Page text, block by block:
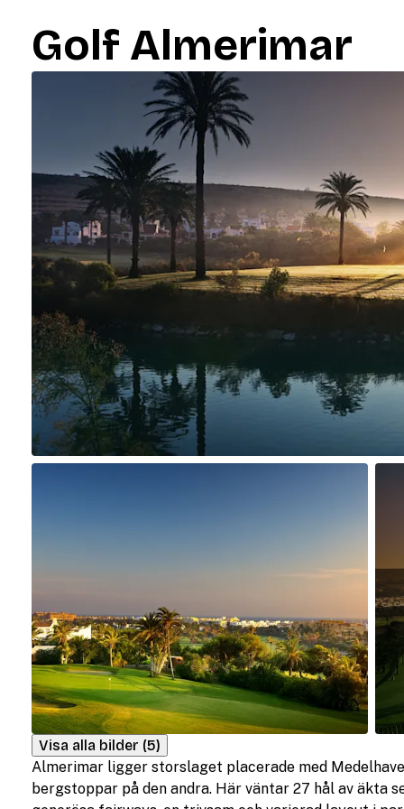
Golf Almerimar
Visa alla bilder (5)
Almerimar ligger storslaget placerade med
bergstoppar på den andra. Här väntar 27 hål av äkta